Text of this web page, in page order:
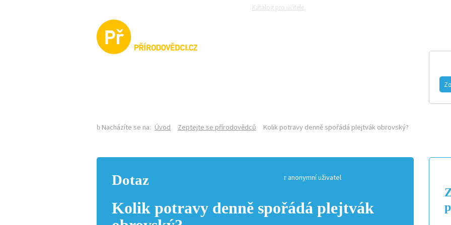
Katalog pro učitele
Nacházíte se na: Úvod Zeptejte se přírodovědců Kolik potravy denně spořádá plejtvák obrovský?
anonymní uživatel
Dotaz
Kolik potravy denně spořádá plejtvák